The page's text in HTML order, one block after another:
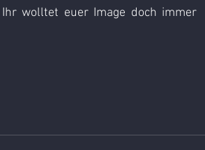
wolltet euer Image doch immer